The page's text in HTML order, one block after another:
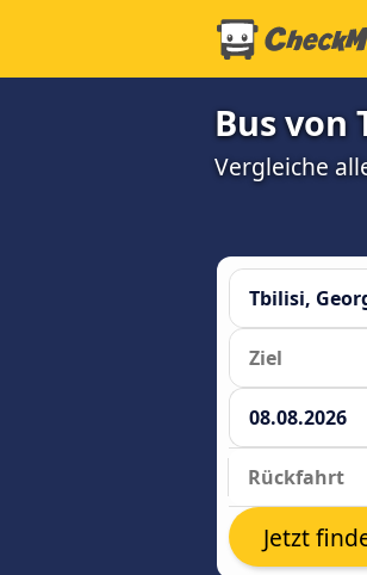
Bus von
Vergleiche
Jetzt